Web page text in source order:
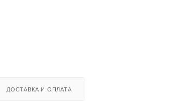
ДОСТАВКА И ОПЛАТА